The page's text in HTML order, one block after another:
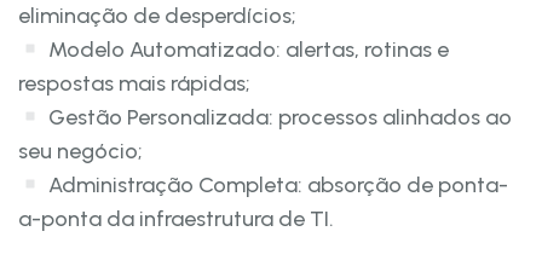
eliminação de desperdícios;
Modelo Automatizado: alertas, rotinas e
respostas mais rápidas;
Gestão Personalizada: processos alinhados ao
seu negócio;
Administração Completa: absorção de ponta-
a-ponta da infraestrutura de TI.